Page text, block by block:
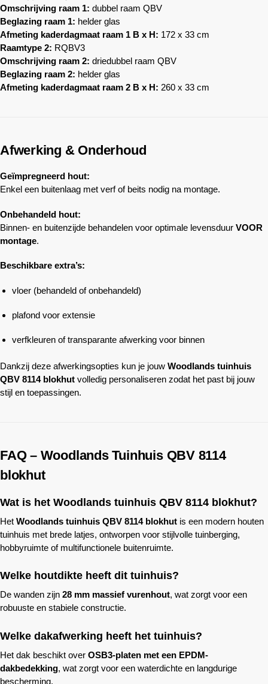
Omschrijving raam 1: dubbel raam QBV
Beglazing raam 1: helder glas
Afmeting kaderdagmaat raam 1 B x H: 172 x 33 cm
Raamtype 2: RQBV3
Omschrijving raam 2: driedubbel raam QBV
Beglazing raam 2: helder glas
Afmeting kaderdagmaat raam 2 B x H: 260 x 33 cm
Afwerking & Onderhoud
Geïmpregneerd hout:
Enkel een buitenlaag met verf of beits nodig na montage.
Onbehandeld hout:
Binnen- en buitenzijde behandelen voor optimale levensduur VOOR
montage.
Beschikbare extra’s:
vloer (behandeld of onbehandeld)
plafond voor extensie
verfkleuren of transparante afwerking voor binnen
Dankzij deze afwerkingsopties kun je jouw Woodlands tuinhuis
QBV 8114 blokhut volledig personaliseren zodat het past bij jouw
stijl en toepassingen.
FAQ – WoodlandsTuinhuis QBV 8114
blokhut
Wat is het Woodlands tuinhuis QBV 8114 blokhut?
Het Woodlands tuinhuis QBV 8114 blokhut is een modern houten
tuinhuis met brede latjes, ontworpen voor stijlvolle tuinberging,
hobbyruimte of multifunctionele buitenruimte.
Welke houtdikte heeft dit tuinhuis?
De wanden zijn 28 mm massief vurenhout, wat zorgt voor een
robuuste en stabiele constructie.
Welke dakafwerking heeft het tuinhuis?
Het dak beschikt over OSB3-platen met een EPDM-
dakbedekking, wat zorgt voor een waterdichte en langdurige
bescherming.